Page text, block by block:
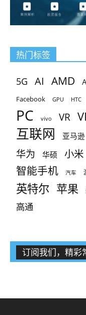
热门标签
5G AI AMD
Facebook GPU HTC
PC vivo VR
互联网 亚马逊
华为 华硕 小米
智能手机 汽车
英特尔 苹果
高通
订阅我们，精彩